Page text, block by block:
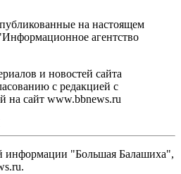
на настоящем
агентство
и новостей сайта
с редакцией с
на сайт www.bbnews.ru
информации "Большая Балашиха",